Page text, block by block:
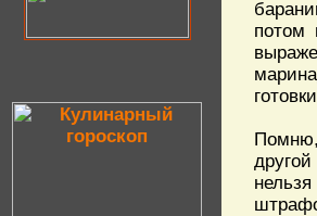
потом